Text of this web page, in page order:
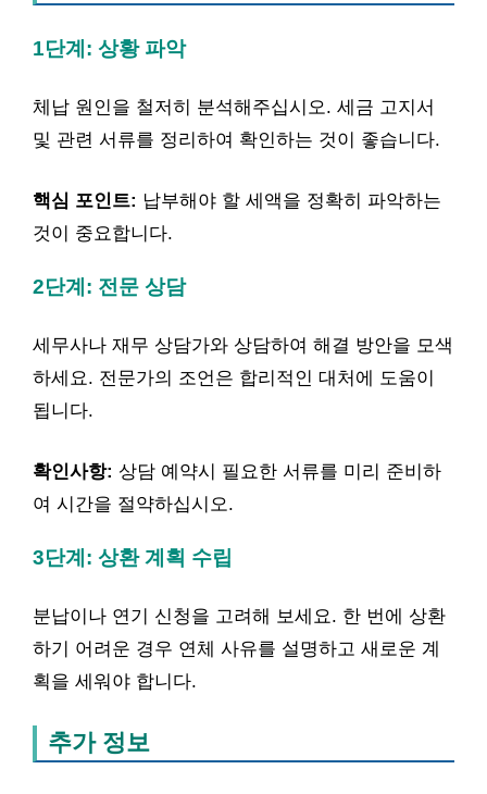
1단계: 상황 파악
체납 원인을 철저히 분석해주십시오. 세금 고지서
및 관련 서류를 정리하여 확인하는 것이 좋습니다.
핵심 포인트: 납부해야 할 세액을 정확히 파악하는
것이 중요합니다.
2단계: 전문 상담
세무사나 재무 상담가와 상담하여 해결 방안을 모색
하세요. 전문가의 조언은 합리적인 대처에 도움이
됩니다.
확인사항: 상담 예약시 필요한 서류를 미리 준비하
여 시간을 절약하십시오.
3단계: 상환 계획 수립
분납이나 연기 신청을 고려해 보세요. 한 번에 상환
하기 어려운 경우 연체 사유를 설명하고 새로운 계
획을 세워야 합니다.
추가 정보